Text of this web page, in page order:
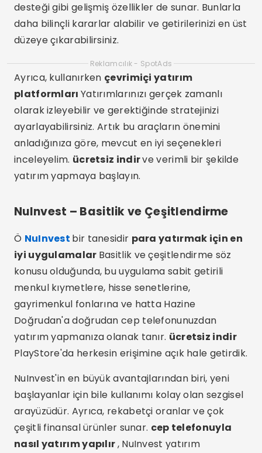
desteği gibi gelişmiş özellikler de sunar. Bunlarla
daha bilinçli kararlar alabilir ve getirilerinizi en üst
düzeye çıkarabilirsiniz.
Reklamcılık - SpotAds
Ayrıca, kullanırken çevrimiçi yatırım
platformları Yatırımlarınızı gerçek zamanlı
olarak izleyebilir ve gerektiğinde stratejinizi
ayarlayabilirsiniz. Artık bu araçların önemini
anladığınıza göre, mevcut en iyi seçenekleri
inceleyelim. ücretsiz indirve verimli bir şekilde
yatırım yapmaya başlayın.
NuInvest – Basitlik ve Çeşitlendirme
Ö NuInvest bir tanesidir para yatırmak için en
iyi uygulamalar Basitlik ve çeşitlendirme söz
konusu olduğunda, bu uygulama sabit getirili
menkul kıymetlere, hisse senetlerine,
gayrimenkul fonlarına ve hatta Hazine
Doğrudan'a doğrudan cep telefonunuzdan
yatırım yapmanıza olanak tanır. ücretsiz indir
PlayStore'da herkesin erişimine açık hale getirdik.
NuInvest'in en büyük avantajlarından biri, yeni
başlayanlar için bile kullanımı kolay olan sezgisel
arayüzüdür. Ayrıca, rekabetçi oranlar ve çok
çeşitli finansal ürünler sunar. cep telefonuyla
nasıl yatırım yapılır, NuInvest yatırım